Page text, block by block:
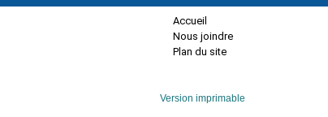
Accueil
Nous joindre
Plan du site
Version imprimable